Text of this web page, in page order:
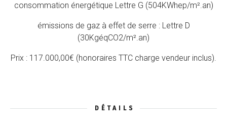
consommation énergétique Lettre G (504KWhep/m².an)
émissions de gaz à effet de serre : Lettre D
(30KgéqCO2/m².an)
Prix : 117.000,00€ (honoraires TTC charge vendeur inclus).
DÉTAILS